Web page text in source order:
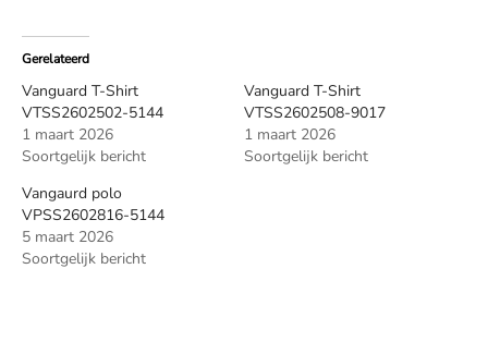
Gerelateerd
Vanguard T-Shirt
VTSS2602502-5144
1 maart 2026
Soortgelijk bericht
Vanguard T-Shirt
VTSS2602508-9017
1 maart 2026
Soortgelijk bericht
Vangaurd polo
VPSS2602816-5144
5 maart 2026
Soortgelijk bericht